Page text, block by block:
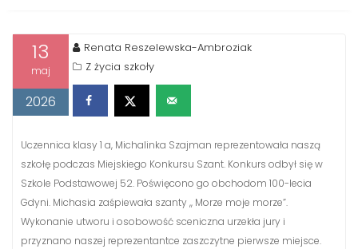
13
maj
2026
Renata Reszelewska-Ambroziak
Z życia szkoły
Uczennica klasy 1 a, Michalinka Szajman reprezentowała naszą
szkołę podczas Miejskiego Konkursu Szant. Konkurs odbył się w
Szkole Podstawowej 52. Poświęcono go obchodom 100-lecia
Gdyni. Michasia zaśpiewała szanty ,, Morze moje morze”.
Wykonanie utworu i osobowość sceniczna urzekła jury i
przyznano naszej reprezentantce zaszczytne pierwsze miejsce.